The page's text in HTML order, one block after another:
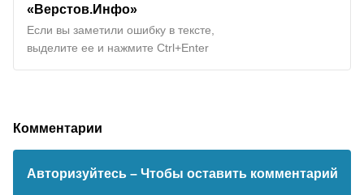
«Верстов.Инфо»
Если вы заметили ошибку в тексте,
выделите ее и нажмите Ctrl+Enter
Комментарии
Авторизуйтесь – Чтобы оставить комментарий